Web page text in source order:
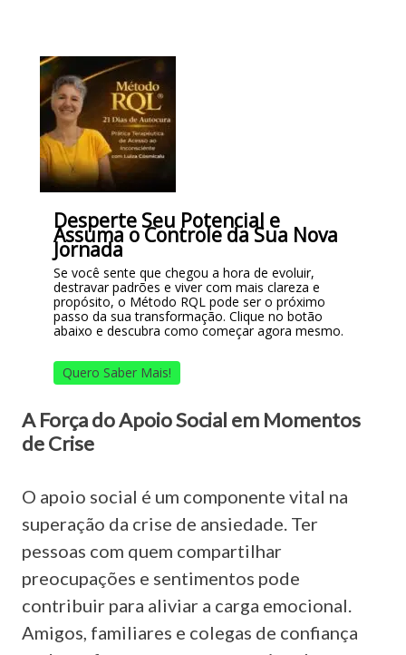
Desperte Seu Potencial e
Assuma o Controle da Sua Nova
Jornada
Se você sente que chegou a hora de evoluir,
destravar padrões e viver com mais clareza e
propósito, o Método RQL pode ser o próximo
passo da sua transformação. Clique no botão
abaixo e descubra como começar agora mesmo.
Quero Saber Mais!
A Força do Apoio Social em Momentos
de Crise
O apoio social é um componente vital na
superação da crise de ansiedade. Ter
pessoas com quem compartilhar
preocupações e sentimentos pode
contribuir para aliviar a carga emocional.
Amigos, familiares e colegas de confiança